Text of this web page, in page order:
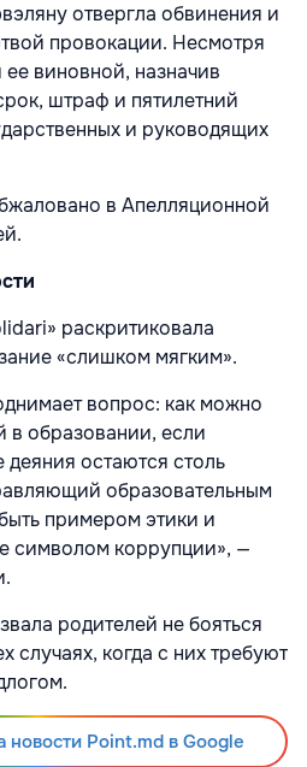
отвергла обвинения и
провокации. Несмотря
виновной, назначив
штраф и пятилетний
и руководящих
в Апелляционной
раскритиковала
«слишком мягким».
вопрос: как можно
в образовании, если
деяния остаются столь
образовательным
примером этики и
символом коррупции», —
родителей не бояться
случаях, когда с них требуют
новости Point.md в Google